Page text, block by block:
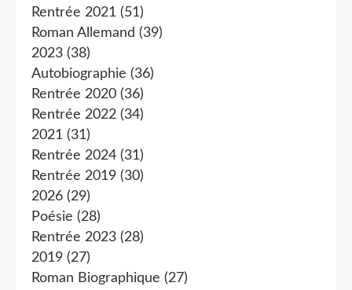
Rentrée 2021 (51)
Roman Allemand (39)
2023 (38)
Autobiographie (36)
Rentrée 2020 (36)
Rentrée 2022 (34)
2021 (31)
Rentrée 2024 (31)
Rentrée 2019 (30)
2026 (29)
Poésie (28)
Rentrée 2023 (28)
2019 (27)
Roman Biographique (27)